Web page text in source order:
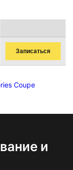
Записаться
Coupe
и